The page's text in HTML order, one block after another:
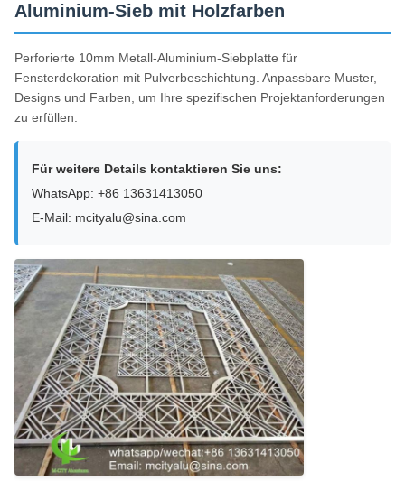
Aluminium-Sieb mit Holzfarben
Perforierte 10mm Metall-Aluminium-Siebplatte für
Fensterdekoration mit Pulverbeschichtung. Anpassbare Muster,
Designs und Farben, um Ihre spezifischen Projektanforderungen
zu erfüllen.
Für weitere Details kontaktieren Sie uns:
WhatsApp: +86 13631413050
E-Mail: mcityalu@sina.com